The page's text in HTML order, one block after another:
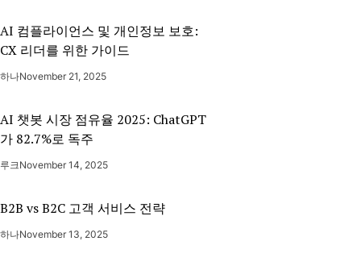
AI 컴플라이언스 및 개인정보 보호:
CX 리더를 위한 가이드
하나November 21, 2025
AI 챗봇 시장 점유율 2025: ChatGPT
가 82.7%로 독주
루크 November 14, 2025
B2B vs B2C 고객 서비스 전략
하나November 13, 2025